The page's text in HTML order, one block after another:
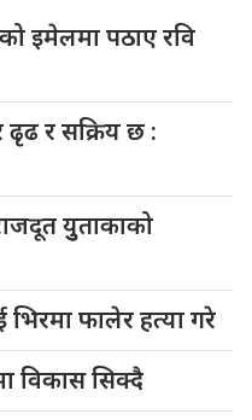
इमेलमा पठाए रवि
ढृढ र सक्रिय छ :
युुताकाको
भिरमा फालेर हत्या गरे
विकास सिक्दै